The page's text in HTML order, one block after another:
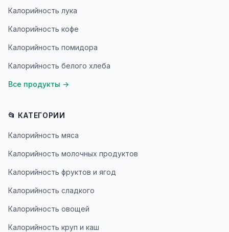
Калорийность лука
Калорийность кофе
Калорийность помидора
Калорийность белого хлеба
Все продукты →
📂 КАТЕГОРИИ
Калорийность мяса
Калорийность молочных продуктов
Калорийность фруктов и ягод
Калорийность сладкого
Калорийность овощей
Калорийность круп и каш